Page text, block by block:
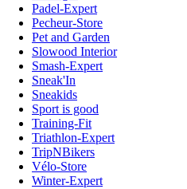
Padel-Expert
Pecheur-Store
Pet and Garden
Slowood Interior
Smash-Expert
Sneak'In
Sneakids
Sport is good
Training-Fit
Triathlon-Expert
TripNBikers
Vélo-Store
Winter-Expert